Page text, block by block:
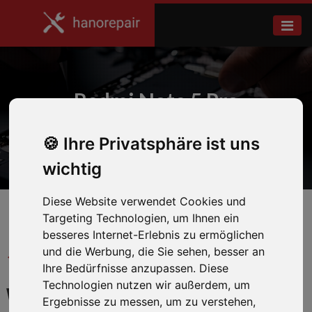
Ihre Privatsphäre ist uns
wichtig
Diese Website verwendet Cookies und
Targeting Technologien, um Ihnen ein
besseres Internet-Erlebnis zu ermöglichen
und die Werbung, die Sie sehen, besser an
Ihre Bedürfnisse anzupassen. Diese
Technologien nutzen wir außerdem, um
Ergebnisse zu messen, um zu verstehen,
Redmi Note 5 Pro
Home Xiaomi
← Zurück zum Hersteller
WIR REPARIEREN IHR